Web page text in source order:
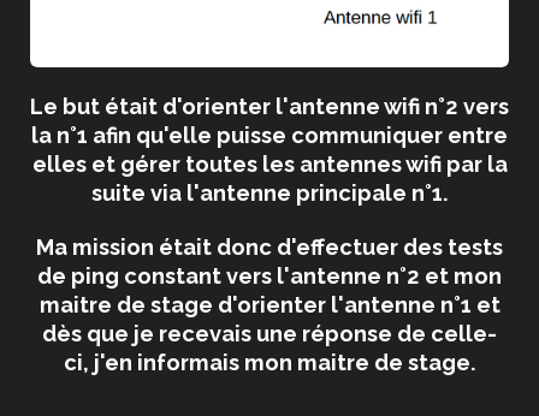
Le but était d'orienter l'antenne wifi n°2 vers
la n°1 afin qu'elle puisse communiquer entre
elles et gérer toutes les antennes wifi par la
suite via l'antenne principale n°1.
Ma mission était donc d'effectuer des tests
de ping constant vers l'antenne n°2 et mon
maitre de stage d'orienter l'antenne n°1 et
dès que je recevais une réponse de celle-
ci, j'en informais mon maitre de stage.